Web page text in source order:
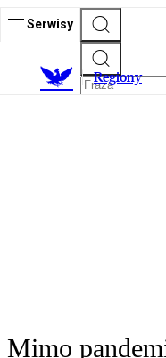
Serwisy
Regiony
Mimo